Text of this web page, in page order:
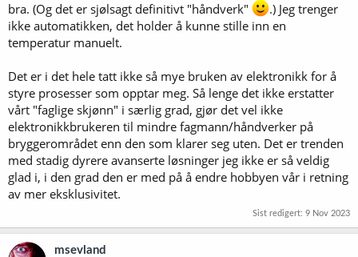
bra. (Og det er sjølsagt definitivt "håndverk"
.) Jeg trenger
ikke automatikken, det holder å kunne stille inn en
temperatur manuelt.
Det er i det hele tatt ikke så mye bruken av elektronikk for å
styre prosesser som opptar meg. Så lenge det ikke erstatter
vårt "faglige skjønn" i særlig grad, gjør det vel ikke
elektronikkbrukeren til mindre fagmann/håndverker på
bryggerområdet enn den som klarer seg uten. Det er trenden
med stadig dyrere avanserte løsninger jeg ikke er så veldig
glad i, i den grad den er med på å endre hobbyen vår i retning
av mer eksklusivitet.
Sist redigert: 9 Nov 2023
msevland